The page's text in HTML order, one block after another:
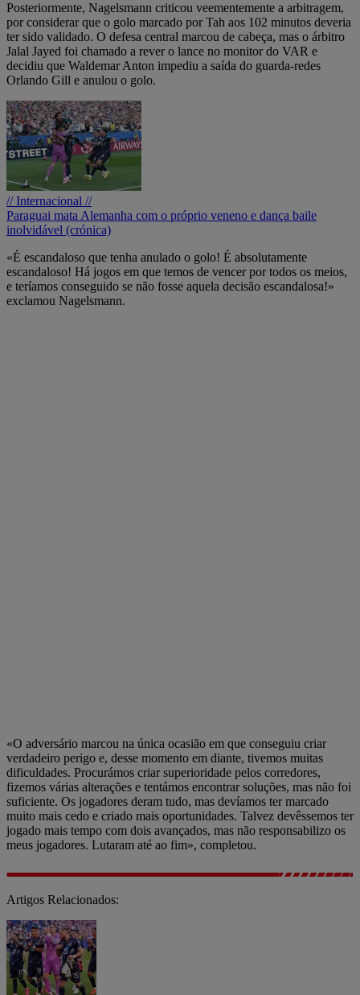
Posteriormente, Nagelsmann criticou veementemente a arbitragem,
por considerar que o golo marcado por Tah aos 102 minutos deveria
ter sido validado. O defesa central marcou de cabeça, mas o árbitro
Jalal Jayed foi chamado a rever o lance no monitor do VAR e
decidiu que Waldemar Anton impediu a saída do guarda-redes
Orlando Gill e anulou o golo.
// Internacional //
Paraguai mata Alemanha com o próprio veneno e dança baile
inolvidável (crónica)
«É escandaloso que tenha anulado o golo! É absolutamente
escandaloso! Há jogos em que temos de vencer por todos os meios,
e teríamos conseguido se não fosse aquela decisão escandalosa!»
exclamou Nagelsmann.
«O adversário marcou na única ocasião em que conseguiu criar
verdadeiro perigo e, desse momento em diante, tivemos muitas
dificuldades. Procurámos criar superioridade pelos corredores,
fizemos várias alterações e tentámos encontrar soluções, mas não foi
suficiente. Os jogadores deram tudo, mas devíamos ter marcado
muito mais cedo e criado mais oportunidades. Talvez devêssemos ter
jogado mais tempo com dois avançados, mas não responsabilizo os
meus jogadores. Lutaram até ao fim», completou.
Artigos Relacionados: